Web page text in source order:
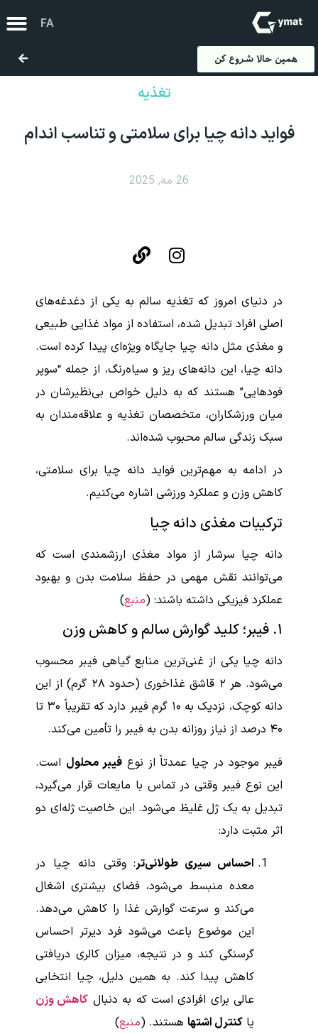
FA
EN
همین حالا شروع کن
تغذیه
فواید دانه چیا برای سلامتی و تناسب اندام
26 مه, 2025
در دنیای امروز که تغذیه سالم به یکی از دغدغه‌های
اصلی افراد تبدیل شده، استفاده از مواد غذایی طبیعی
و مغذی مثل دانه چیا جایگاه ویژه‌ای پیدا کرده است.
دانه چیا، این دانه‌های ریز و سیاه‌رنگ، از جمله “سوپر
فودهایی” هستند که به دلیل خواص بی‌نظیرشان در
میان ورزشکاران، متخصصان تغذیه و علاقه‌مندان به
سبک زندگی سالم محبوب شده‌اند.
در ادامه به مهم‌ترین فواید دانه چیا برای سلامتی،
کاهش وزن و عملکرد ورزشی اشاره می‌کنیم.
ترکیبات مغذی دانه چیا
دانه چیا سرشار از مواد مغذی ارزشمندی است که
می‌توانند نقش مهمی در حفظ سلامت بدن و بهبود
عملکرد فیزیکی داشته باشند: (منبع)
۱. فیبر؛ کلید گوارش سالم و کاهش وزن
دانه چیا یکی از غنی‌ترین منابع گیاهی فیبر محسوب
می‌شود. هر ۲ قاشق غذاخوری (حدود ۲۸ گرم) از این
دانه کوچک، نزدیک به ۱۰ گرم فیبر دارد که تقریباً ۳۰ تا
۴۰ درصد از نیاز روزانه بدن به فیبر را تأمین می‌کند.
فیبر موجود در چیا عمدتاً از نوعفیبر محلول است.
این نوع فیبر وقتی در تماس با مایعات قرار می‌گیرد،
تبدیل به یک ژل غلیظ می‌شود. این خاصیت ژله‌ای دو
اثر مثبت دارد:
احساس سیری طولانی‌تر: وقتی دانه چیا در
معده منبسط می‌شود، فضای بیشتری اشغال
می‌کند و سرعت گوارش غذا را کاهش می‌دهد.
این موضوع باعث می‌شود فرد دیرتر احساس
گرسنگی کند و در نتیجه، میزان کالری دریافتی
کاهش پیدا کند. به همین دلیل، چیا انتخابی
عالی برای افرادی است که به دنبال کاهش وزن
یا کنترل اشتها هستند. (منبع)